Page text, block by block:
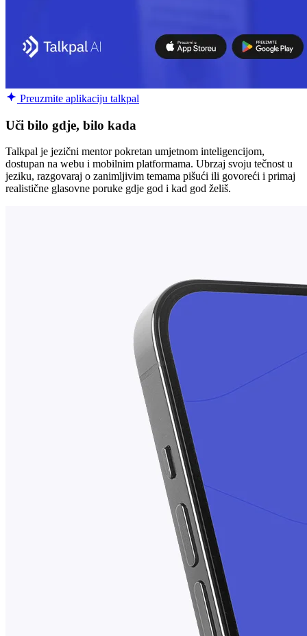
Preuzmite aplikaciju talkpal
Uči bilo gdje, bilo kada
Talkpal je jezični mentor pokretan umjetnom inteligencijom,
dostupan na webu i mobilnim platformama. Ubrzaj svoju tečnost u
jeziku, razgovaraj o zanimljivim temama pišući ili govoreći i primaj
realistične glasovne poruke gdje god i kad god želiš.